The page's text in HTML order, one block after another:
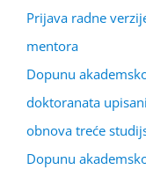
Prijava radne
mentora
Dopunu
doktoranata
obnova treće
Dopunu